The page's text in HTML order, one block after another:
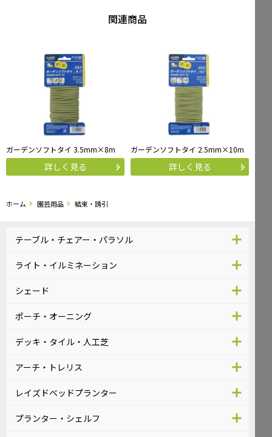
関連商品
ガーデンソフトタイ 3.5mm×8m
詳しく見る
ガーデンソフトタイ 2.5mm×10m
詳しく見る
ホーム 園芸用品 結束・誘引
テーブル・チェアー・パラソル
ライト・イルミネーション
シェード
ポーチ・オーニング
デッキ・タイル・人工芝
アーチ・トレリス
レイズドベッドプランター
プランター・シェルフ